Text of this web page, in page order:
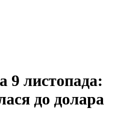
9 листопада:
до долара